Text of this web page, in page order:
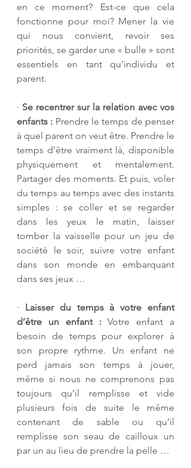
en ce moment? Est-ce que cela
fonctionne pour moi? Mener la vie
qui nous convient, revoir ses
priorités, se garder une « bulle » sont
essentiels en tant qu’individu et
parent.
· Se recentrer sur la relation avec vos
enfants : Prendre le temps de penser
à quel parent on veut être. Prendre le
temps d’être vraiment là, disponible
physiquement et mentalement.
Partager des moments. Et puis, voler
du temps au temps avec des instants
simples : se coller et se regarder
dans les yeux le matin, laisser
tomber la vaisselle pour un jeu de
société le soir, suivre votre enfant
dans son monde en embarquant
dans ses jeux …
· Laisser du temps à votre enfant
d’être un enfant : Votre enfant a
besoin de temps pour explorer à
son propre rythme. Un enfant ne
perd jamais son temps à jouer,
même si nous ne comprenons pas
toujours qu’il remplisse et vide
plusieurs fois de suite le même
contenant de sable ou qu’il
remplisse son seau de cailloux un
par un au lieu de prendre la pelle …